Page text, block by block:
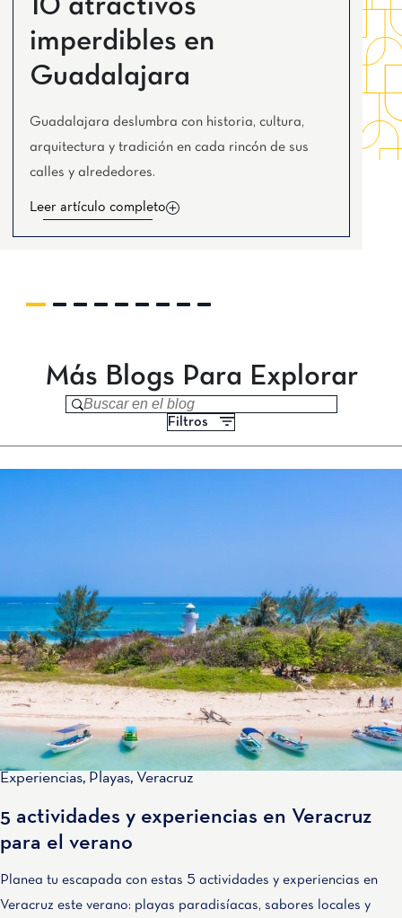
Torreón
Real Inn Torreón
Zacatecas
10 atractivos
imperdibles en
Guadalajara
Guadalajara deslumbra con historia, cultura,
arquitectura y tradición en cada rincón de sus
calles y alrededores.
Leer artículo completo
Más Blogs Para Explorar
Buscar en el blog
Filtros
Experiencias, Playas, Veracruz
5 actividades y experiencias en Veracruz
para el verano
Planea tu escapada con estas 5 actividades y experiencias en
Veracruz este verano: playas paradisíacas, sabores locales y